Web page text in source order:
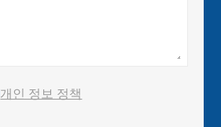
개인 정보 정책